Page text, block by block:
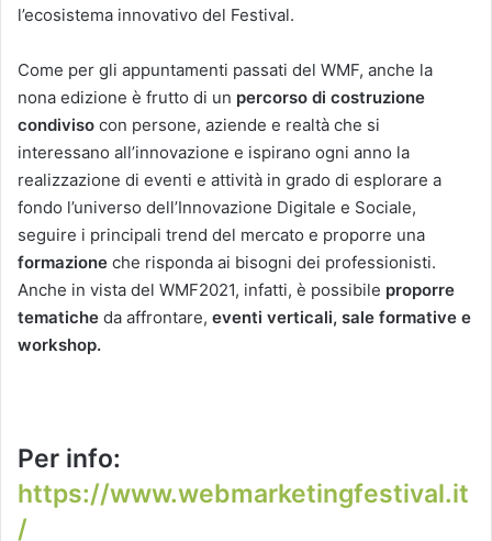
l’ecosistema innovativo del Festival.
Come per gli appuntamenti passati del WMF, anche la
nona edizione è frutto di un percorso di costruzione
condiviso con persone, aziende e realtà che si
interessano all’innovazione e ispirano ogni anno la
realizzazione di eventi e attività in grado di esplorare a
fondo l’universo dell’Innovazione Digitale e Sociale,
seguire i principali trend del mercato e proporre una
formazione che risponda ai bisogni dei professionisti.
Anche in vista del WMF2021, infatti, è possibile proporre
tematiche da affrontare, eventi verticali, sale formative e
workshop.
Per info:
https://www.webmarketingfestival.it
/